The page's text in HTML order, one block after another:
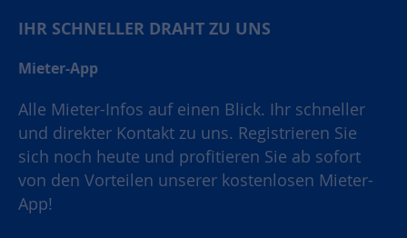
IHR SCHNELLER DRAHT ZU UNS
Mieter-App
Alle Mieter-Infos auf einen Blick. Ihr schneller
und direkter Kontakt zu uns. Registrieren Sie
sich noch heute und profitieren Sie ab sofort
von den Vorteilen unserer kostenlosen Mieter-
App!